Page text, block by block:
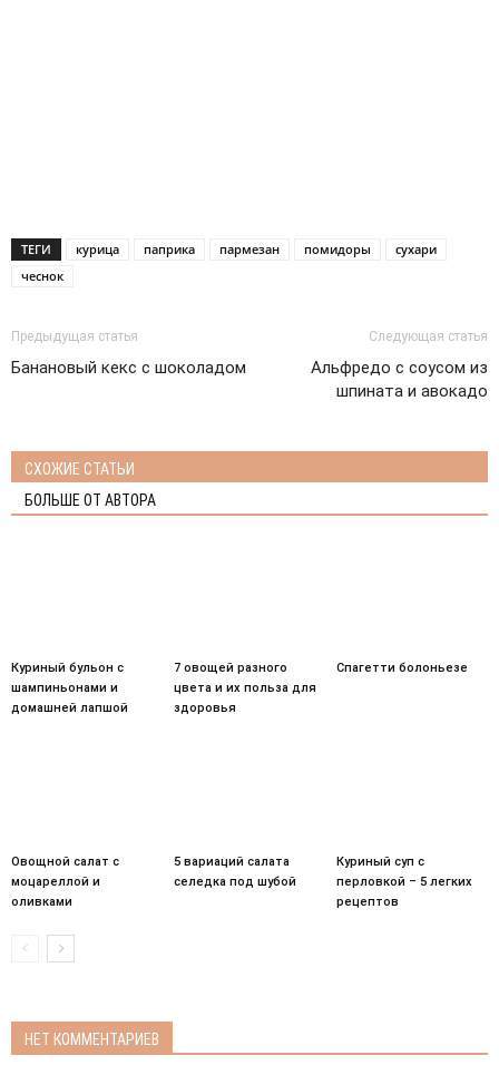
ТЕГИ курица паприка пармезан помидоры
сухари
чеснок
Предыдущая статья
Банановый кекс с шоколадом
Следующая статья
Альфредо с соусом из
шпината и авокадо
СХОЖИЕ СТАТЬИ
БОЛЬШЕ ОТ АВТОРА
Куриный бульон с
шампиньонами и
домашней лапшой
7 овощей разного
цвета и их польза для
здоровья
Спагетти болоньезе
Овощной салат с
моцареллой и
оливками
5 вариаций салата
селедка под шубой
Куриный суп с
перловкой – 5 легких
рецептов
НЕТ КОММЕНТАРИЕВ